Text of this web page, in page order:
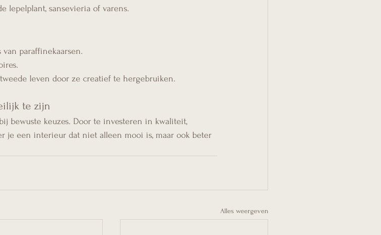
lepelplant, sansevieria of varens.
paraffinekaarsen.
leven door ze creatief te hergebruiken.
te zijn
bewuste keuzes. Door te investeren in kwaliteit,
je een interieur dat niet alleen mooi is, maar ook beter
Alles weergeven